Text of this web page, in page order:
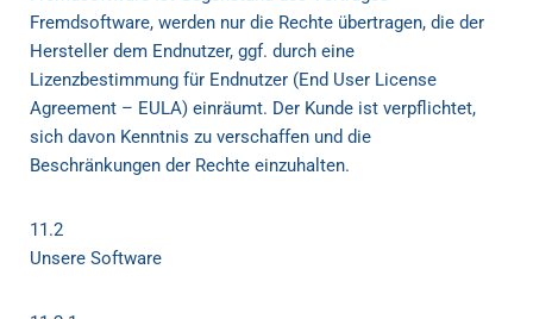
Fremdsoftware, werden nur die Rechte übertragen, die der
Hersteller dem Endnutzer, ggf. durch eine
Lizenzbestimmung für Endnutzer (End User License
Agreement – EULA) einräumt. Der Kunde ist verpflichtet,
sich davon Kenntnis zu verschaffen und die
Beschränkungen der Rechte einzuhalten.
11.2
Unsere Software